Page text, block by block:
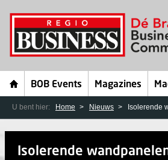
BOB Events Magazines
U bent hier: Home Nieuws Isolerende
Isolerende